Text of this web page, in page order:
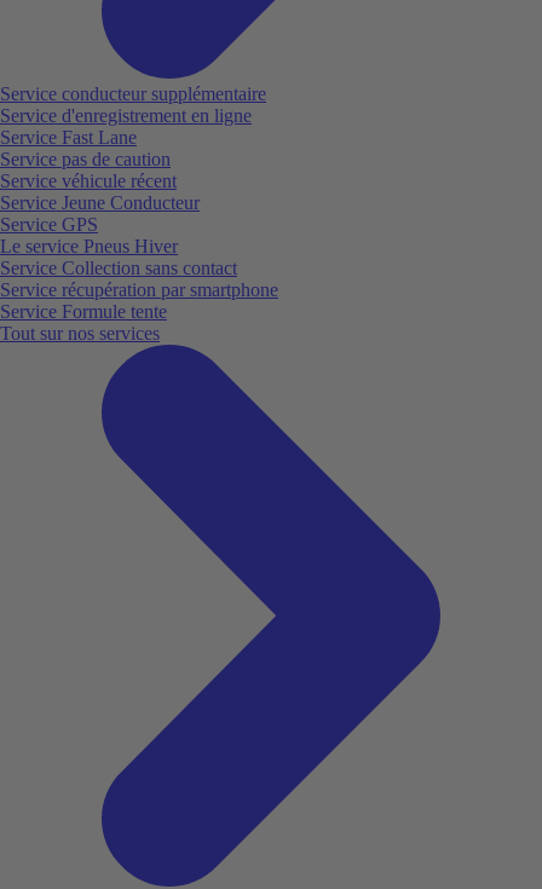
Service conducteur supplémentaire
Service d'enregistrement en ligne
Service Fast Lane
Service pas de caution
Service véhicule récent
Service Jeune Conducteur
Service GPS
Le service Pneus Hiver
Service Collection sans contact
Service récupération par smartphone
Service Formule tente
Tout sur nos services